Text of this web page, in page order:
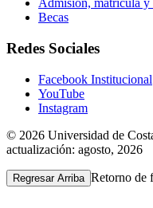
Admisión, matrícula y
Becas
Redes Sociales
Facebook Institucional
YouTube
Instagram
© 2026 Universidad de
actualización: agosto, 2026
Regresar Arriba Retorno de